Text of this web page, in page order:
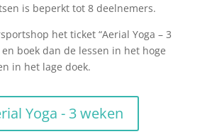
is beperkt tot 8 deelnemers.
het ticket “Aerial Yoga – 3
en boek dan de lessen in het hoge
in het lage doek.
Yoga - 3 weken